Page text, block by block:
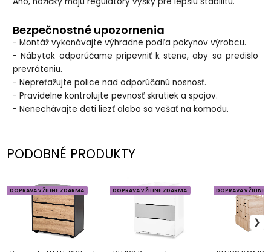
Bezpečnostné upozornenia
- Montáž vykonávajte výhradne podľa pokynov výrobcu.
- Nábytok odporúčame pripevniť k stene, aby sa predišlo
prevráteniu.
- Nepreťažujte police nad odporúčanú nosnosť.
- Pravidelne kontrolujte pevnosť skrutiek a spojov.
- Nenechávajte deti liezť alebo sa vešať na komodu.
PODOBNÉ PRODUKTY
DOPRAVA v ŽILINE ZDARMA DOPRAVA v ŽILINE ZDARMA DOPRAVA v ŽILINE